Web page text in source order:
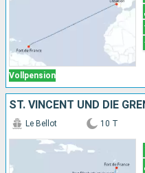
Vollpension
Le Bellot 10 T